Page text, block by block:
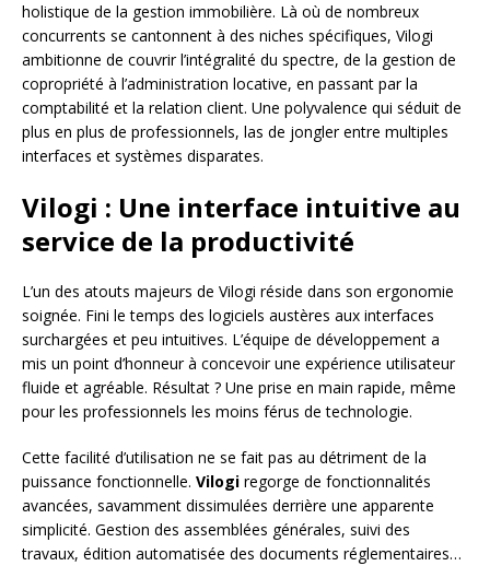
holistique de la gestion immobilière. Là où de nombreux
concurrents se cantonnent à des niches spécifiques, Vilogi
ambitionne de couvrir l’intégralité du spectre, de la gestion de
copropriété à l’administration locative, en passant par la
comptabilité et la relation client. Une polyvalence qui séduit de
plus en plus de professionnels, las de jongler entre multiples
interfaces et systèmes disparates.
Vilogi : Une interface intuitive au
service de la productivité
L’un des atouts majeurs de Vilogi réside dans son ergonomie
soignée. Fini le temps des logiciels austères aux interfaces
surchargées et peu intuitives. L’équipe de développement a
mis un point d’honneur à concevoir une expérience utilisateur
fluide et agréable. Résultat ? Une prise en main rapide, même
pour les professionnels les moins férus de technologie.
Cette facilité d’utilisation ne se fait pas au détriment de la
puissance fonctionnelle. Vilogi regorge de fonctionnalités
avancées, savamment dissimulées derrière une apparente
simplicité. Gestion des assemblées générales, suivi des
travaux, édition automatisée des documents réglementaires…